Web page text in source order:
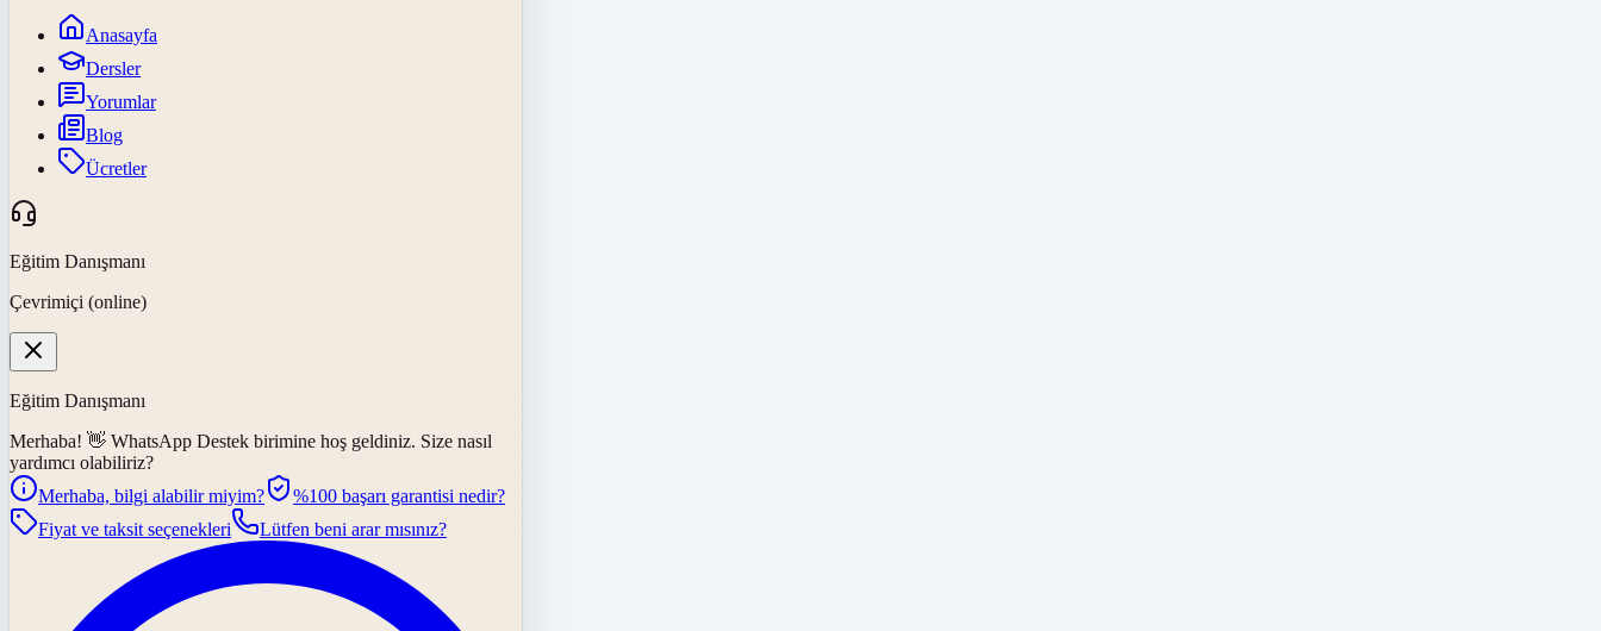
Anasayfa
Dersler
Yorumlar
Blog
Ücretler
Eğitim Danışmanı
Çevrimiçi (online)
Eğitim Danışmanı
Merhaba! 👋 WhatsApp Destek birimine hoş geldiniz. Size nasıl
yardımcı olabiliriz?
Merhaba, bilgi alabilir miyim?
%100 başarı garantisi nedir?
Fiyat ve taksit seçenekleri
Lütfen beni arar mısınız?